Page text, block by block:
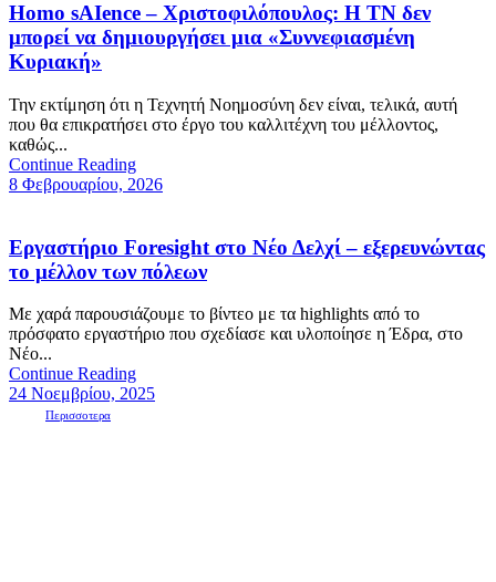
Homo sAIence – Χριστοφιλόπουλος: Η ΤΝ δεν
μπορεί να δημιουργήσει μια «Συννεφιασμένη
Κυριακή»
Την εκτίμηση ότι η Τεχνητή Νοημοσύνη δεν είναι, τελικά, αυτή
που θα επικρατήσει στο έργο του καλλιτέχνη του μέλλοντος,
καθώς...
Continue Reading
8 Φεβρουαρίου, 2026
Εργαστήριο Foresight στο Νέο Δελχί – εξερευνώντας
το μέλλον των πόλεων
Με χαρά παρουσιάζουμε το βίντεο με τα highlights από το
πρόσφατο εργαστήριο που σχεδίασε και υλοποίησε η Έδρα, στο
Νέο...
Continue Reading
24 Νοεμβρίου, 2025
Περισσοτερα